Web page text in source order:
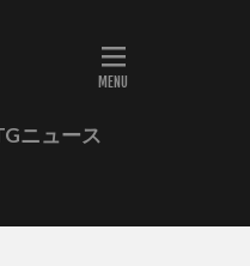
ニュース